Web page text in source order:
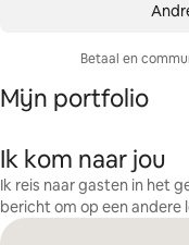
Betaal en
Mijn portfolio
Ik kom naar jou
Ik reis naar gasten in het
bericht om op een andere